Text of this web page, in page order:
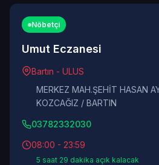
Nöbetçi
Umut Eczanesi
Bartın - ULUS
MERKEZ MAH.ŞEHİT HASAN
KOZCAĞIZ / BARTIN
03782332030
08:00 - 23:59
5 saat 29 dakika açık kalacak